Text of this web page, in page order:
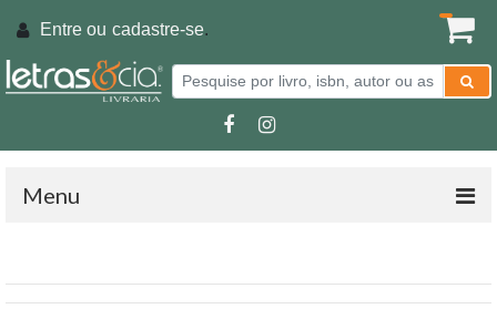
Entre ou cadastre-se.
Menu